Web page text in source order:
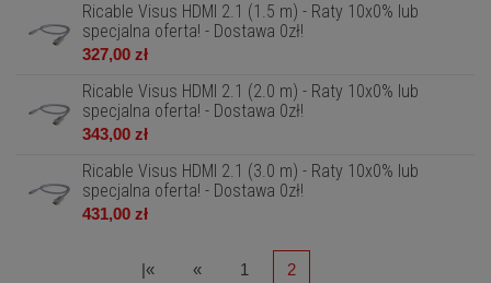
Ricable Visus HDMI 2.1 (1.5 m) - Raty 10x0% lub
specjalna oferta! - Dostawa 0zł!
327,00 zł
Ricable Visus HDMI 2.1 (2.0 m) - Raty 10x0% lub
specjalna oferta! - Dostawa 0zł!
343,00 zł
Ricable Visus HDMI 2.1 (3.0 m) - Raty 10x0% lub
specjalna oferta! - Dostawa 0zł!
431,00 zł
|« « 1 2